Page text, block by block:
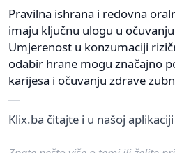
Pravilna ishrana i redovna
imaju ključnu ulogu u
Umjerenost u konzumaciji
odabir hrane mogu značajno
karijesa i očuvanju zdrave
Klix.ba čitajte i u našoj aplikaciji